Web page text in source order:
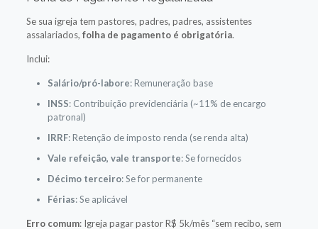
Se sua igreja tem pastores, padres, padres, assistentes
assalariados, folha de pagamento é obrigatória.
Inclui:
Salário/pró-labore: Remuneração base
INSS: Contribuição previdenciária (~11% de encargo
patronal)
IRRF: Retenção de imposto renda (se renda alta)
Vale refeição, vale transporte: Se fornecidos
Décimo terceiro: Se for permanente
Férias: Se aplicável
Erro comum: Igreja pagar pastor R$ 5k/mês “sem recibo, sem